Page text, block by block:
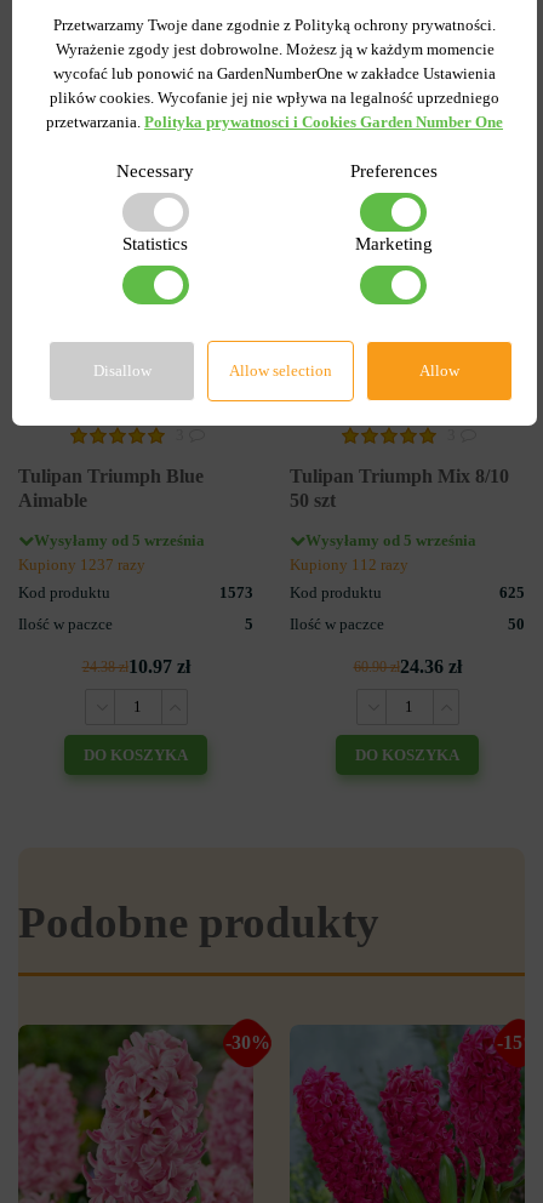
7.58 zł
DO KOSZYKA
15.27 zł6.87 zł
DO KOSZYKA
Tulipan Triumph Blue
Aimable
Wysyłamy od 5 września
Kupiony 1237 razy
Kod produktu
1573
Ilość w paczce
5
24.38 zł10.97 zł
DO KOSZYKA
Tulipan Triumph Mix 8/10
50 szt
Wysyłamy od 5 września
Kupiony 112 razy
Kod produktu
625
Ilość w paczce
50
60.90 zł24.36 zł
DO KOSZYKA
Podobne produkty
-30% -15%
Przetwarzamy Twoje dane zgodnie z Polityką ochrony prywatności.
Wyrażenie zgody jest dobrowolne. Możesz ją w każdym momencie
wycofać lub ponowić na GardenNumberOne w zakładce Ustawienia
plików cookies. Wycofanie jej nie wpływa na legalność uprzedniego
przetwarzania. Polityka prywatnosci i Cookies Garden Number One
Necessary Preferences
Statistics Marketing
Disallow Allow selection Allow